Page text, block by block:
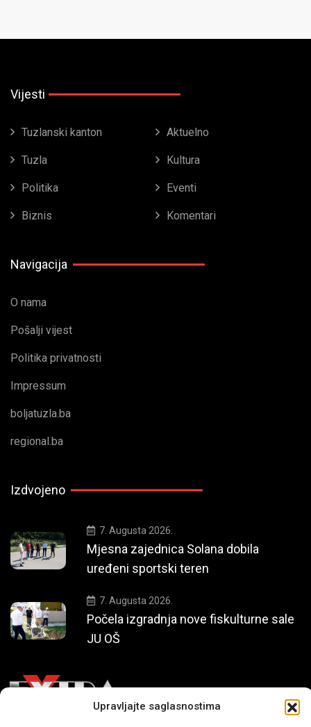
Upravljajte saglasnostima
Vijesti
Tuzlanski kanton Aktuelno
Tuzla Kultura
Politika Eventi
Biznis Komentari
Navigacija
O nama
Pošalji vijest
Politika privatnosti
Impressum
boljatuzla.ba
regional.ba
Izdvojeno
7. Augusta 2026.
Mjesna zajednica Solana dobila
uređeni sportski teren
7. Augusta 2026.
Počela izgradnja nove fiskulturne sale
JU OŠ